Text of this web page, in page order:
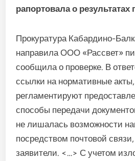
рапортовала о результатах
Прокуратура Кабардино-
направила ООО «Рассвет»
сообщила о проверке. В
ссылки на нормативные
регламентируют
способы передачи
не лишалась возможности
посредством почтовой связи,
заявители. <…> С учетом